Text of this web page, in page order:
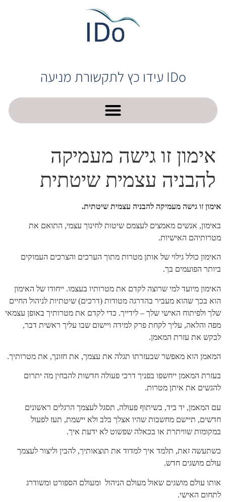
IDo עידו כץ לתקשורת מניעה
אימון זו גישה מעמיקה
להבניה עצמית שיטתית
אימון זו גישה מעמיקה להבניה עצמית שיטתית.
באימון, אנשים מאמצים לעצמם שיטות לחינוך עצמי, התואם את
מטרותיהם האישיות.
האימון כולל גילוי של אותן מטרות מתוך הערכים והצרכים העמוקים
ביותר הפועמים בך.
האימון מיועד למי שרוצה לקדם את מטרותיו בעצמו. ייחודו של האימון
הוא בכך שהוא מעביר בהדרגה מטודות (דרכים) שיטתיות לניהול החיים
שלך ולפיתוח האישי שלך – לידייך. כדי לקדם את מטרותיך באופן עצמאי
מפה והלאה, עליך לקחת פרק למידה ויישום שבו עליך ראשית דבר,
לבקש את עזרת המאמן.
המאמן הוא מאפשר שבעזרתו תגלה את עצמך, את חזונך, את מטרותיך.
בעזרת המאמן ייחשפו בפניך דרכי פעולה חדשות להבחין מה יתרום
להגשים את איתן מטרות.
עם המאמן, יד ביד, בשיתוף פעולה, תסגל לעצמך הרגלים ראשונים
חדשים, תיישם מחשבות שהיו אצלך בלב ולא יישמת, תעז לפעול
במקומות שוויתרת או בכאלה שפשוט לא ידעת איך.
כשתעשה זאת, תלמד איך למדוד את תוצאותיך, להבין וליצור לעצמך
עולם מושגים חדש.
אותו עולם מושגים שאול מעולם הניהול ומעולם הספורט ומשודרג
לתחום האישי.